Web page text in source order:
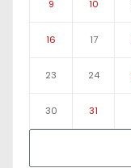
9 10
16 17
23 24
30 31